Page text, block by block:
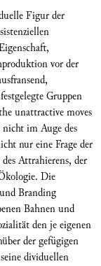
Figur der
vor der
Gruppen
unattractive moves
im Auge des
nur eine Frage der
Attrahierens, der
Die
Branding
Bahnen und
den je eigenen
der gefügigen
dividuellen